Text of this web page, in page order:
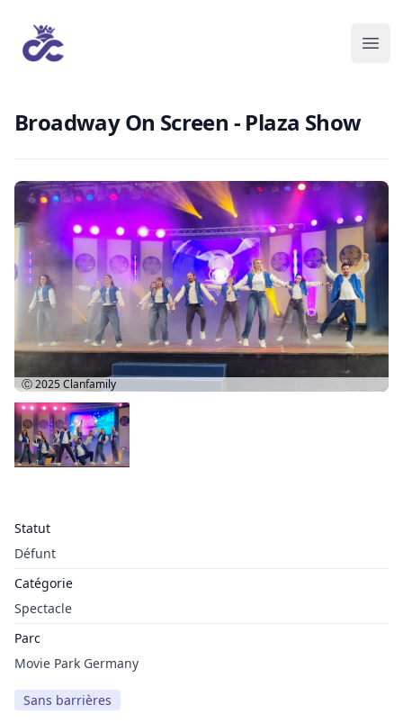
Broadway On Screen - Plaza Show
Statut
Défunt
Catégorie
Spectacle
Parc
Movie Park Germany
Sans barrières
Ⓒ 2025Clanfamily